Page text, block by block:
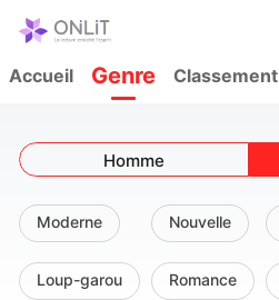
Accueil Genre Classement
Homme
Moderne
Loup-garou
Nouvelle
Romance